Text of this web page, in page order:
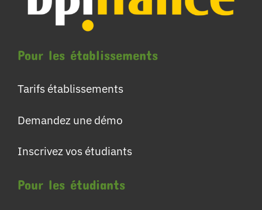
Pour les établissements
Tarifs établissements
Demandez une démo
Inscrivez vos étudiants
Pour les étudiants